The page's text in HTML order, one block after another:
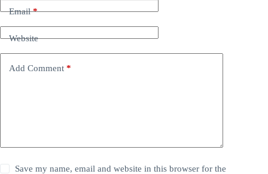
Email*
Website
Add Comment *
Save my name, email and website in this browser for the